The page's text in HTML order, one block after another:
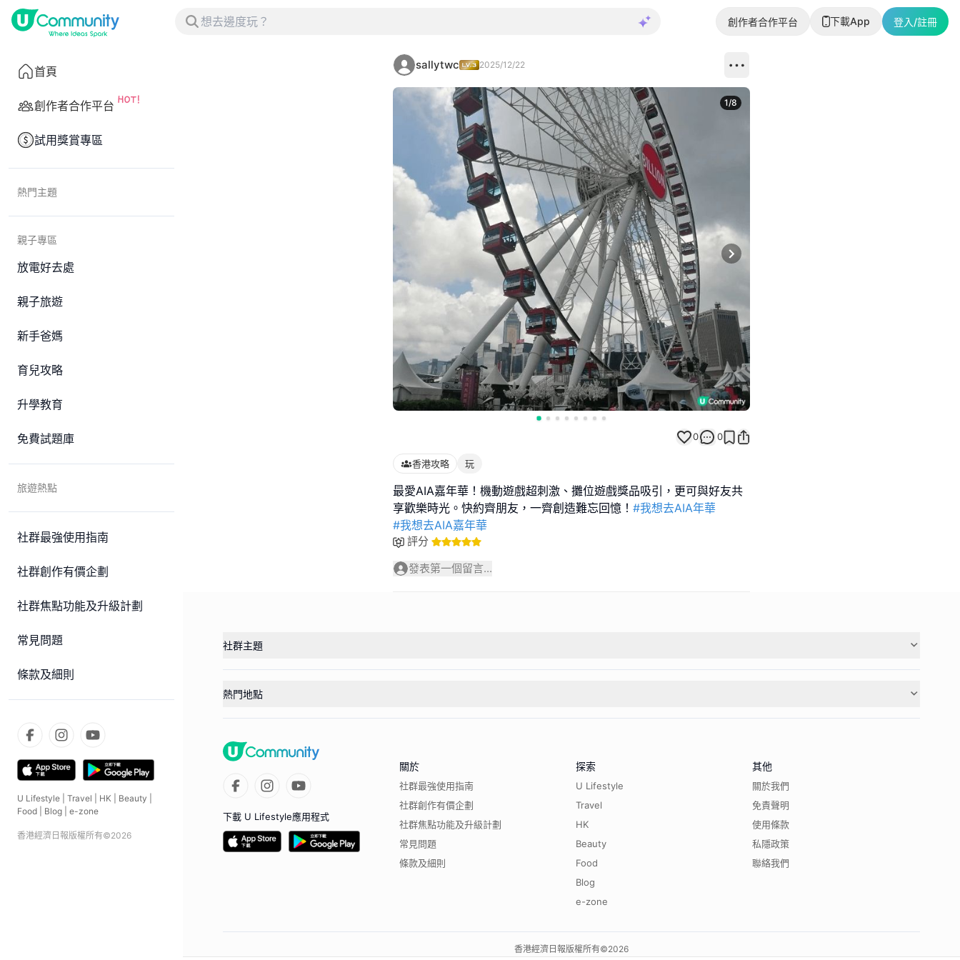
創作者合作平台 下載App 登入/註冊
首頁
創作者合作平台
試用獎賞專區
熱門主題
親子專區
放電好去處
親子旅遊
新手爸媽
育兒攻略
升學教育
免費試題庫
旅遊熱點
社群最強使用指南
社群創作有價企劃
社群焦點功能及升級計劃
常見問題
條款及細則
U Lifestyle Travel HK Beauty
Food
Blog e-zone
香港經濟日報版權所有©2026
sallytwc 2025/12/22
Next slide
1/8
0 0
香港攻略 玩
最愛AIA嘉年華！機動遊戲超刺激、攤位遊戲獎品吸引，更可與好友共
享歡樂時光。快約齊朋友，一齊創造難忘回憶！ #我想去AIA年華
#我想去AIA嘉年華
評分
發表第一個留言...
社群主題
熱門地點
下載 U Lifestyle應用程式
關於
社群最強使用指南
社群創作有價企劃
社群焦點功能及升級計劃
常見問題
條款及細則
探索
U Lifestyle
Travel
HK
Beauty
Food
Blog
e-zone
其他
關於我們
免責聲明
使用條款
私隱政策
聯絡我們
香港經濟日報版權所有©2026